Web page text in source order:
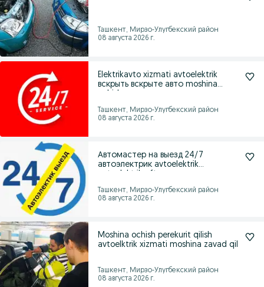
Ташкент, Мирзо-Улугбекский район
08 августа 2026 г.
Elektrikavto xizmati avtoelektrik
вскрыть вскрыте авто moshina
Ташкент, Мирзо-Улугбекский район
08 августа 2026 г.
Автомастер на выезд 24/7
автоэлектрик avtoelektrik
Ташкент, Мирзо-Улугбекский район
08 августа 2026 г.
Moshina ochish perekurit qilish
avtoelktrik xizmati moshina zavad qil
Ташкент, Мирзо-Улугбекский район
08 августа 2026 г.